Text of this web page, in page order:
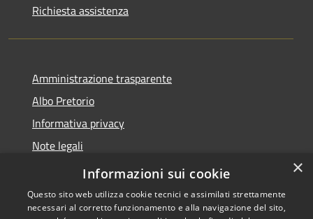
Richiesta assistenza
Amministrazione trasparente
Albo Pretorio
Informativa privacy
Note legali
Dichiarazione di accessibilità
×
Informazioni sui cookie
Questo sito web utilizza cookie tecnici e assimilati strettamente
necessari al corretto funzionamento e alla navigazione del sito,